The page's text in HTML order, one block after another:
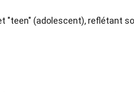
"teen" (adolescent), reflétant